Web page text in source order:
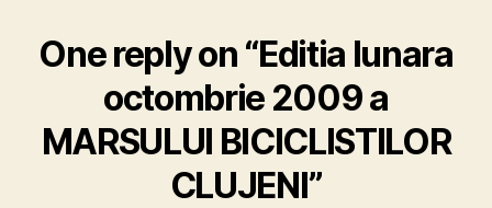
One reply on “Editia lunara
octombrie 2009 a
MARSULUI BICICLISTILOR
CLUJENI”